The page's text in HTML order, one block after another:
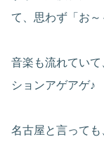
て、思わず「お
音楽も流れてい
ションアゲアゲ♪
名古屋と言っても